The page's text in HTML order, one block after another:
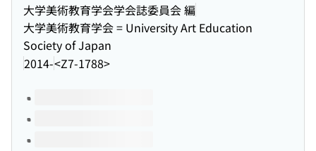
大学美術教育学会学会誌委員会 編
大学美術教育学会 = University Art Education
Society of Japan
2014-<Z7-1788>
このタイトルの巻号